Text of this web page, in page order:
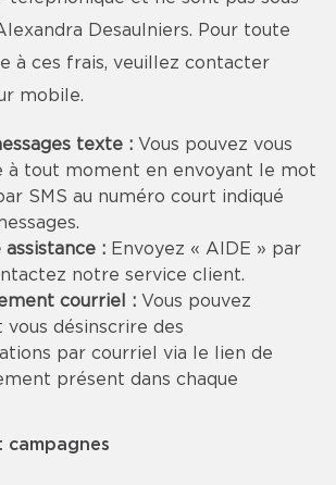
Desaulniers. Pour toute
à ces frais, veuillez contacter
mobile.
texte : Vous pouvez vous
à tout moment en envoyant le mot
SMS au numéro court indiqué
assistance : Envoyez « AIDE » par
notre service client.
courriel : Vous pouvez
vous désinscrire des
par courriel via le lien de
présent dans chaque
campagnes